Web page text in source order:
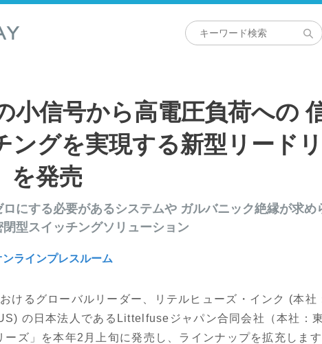
小信号から高電圧負荷への
ングを実現する新型リード
を発売
ロにする必要があるシステムや ガルバニック絶縁が求
型スイッチングソリューション
ラインプレスルーム
けるグローバルリーダー、リテルヒューズ・インク (本社
の日本法人であるLittelfuseジャパン合同会社（本社：
ーズ」を本年2月上旬に発売し、ラインナップを拡充します